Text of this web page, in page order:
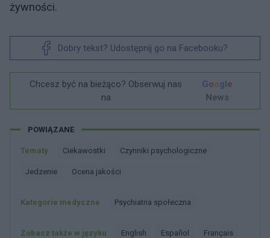
żywności.
Dobry tekst? Udostępnij go na Facebooku?
Chcesz być na bieżąco? Obserwuj nas
na
Google
News
POWIĄZANE
Tematy Ciekawostki Czynniki psychologiczne
Jedzenie Ocena jakości
Kategorie medyczne Psychiatria społeczna
Zobacz także w języku english español français